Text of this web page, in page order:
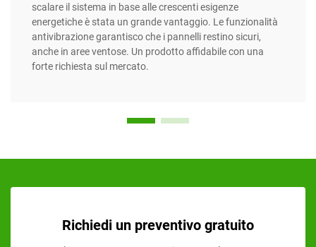
scalare il sistema in base alle crescenti esigenze
energetiche è stata un grande vantaggio. Le funzionalità
antivibrazione garantisco che i pannelli restino sicuri,
anche in aree ventose. Un prodotto affidabile con una
forte richiesta sul mercato.
Richiedi un preventivo gratuito